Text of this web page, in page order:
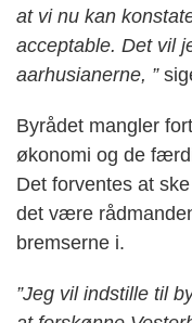
at vi nu kan
acceptable. Det vil
aarhusianerne, ”
Byrådet mangler
økonomi og de
Det forventes at
det være
bremserne i.
”Jeg vil indstille til